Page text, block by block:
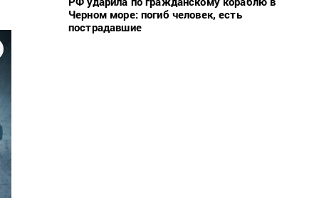
Черном море: погиб человек, есть
пострадавшие